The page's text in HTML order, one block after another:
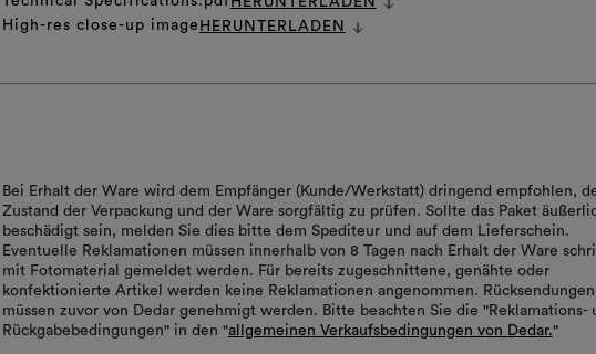
High-res close-up image HERUNTERLADEN
Bei Erhalt der Ware wird dem Empfänger (Kunde/Werkstatt) dringend empfohlen,
Zustand der Verpackung und der Ware sorgfältig zu prüfen. Sollte das Paket
beschädigt sein, melden Sie dies bitte dem Spediteur und auf dem Lieferschein.
Eventuelle Reklamationen müssen innerhalb von 8 Tagen nach Erhalt der Ware
mit Fotomaterial gemeldet werden. Für bereits zugeschnittene, genähte oder
konfektionierte Artikel werden keine Reklamationen angenommen. Rücksendungen
müssen zuvor von Dedar genehmigt werden. Bitte beachten Sie die "Reklamations-
Rückgabebedingungen" in den "allgemeinen Verkaufsbedingungen von Dedar."